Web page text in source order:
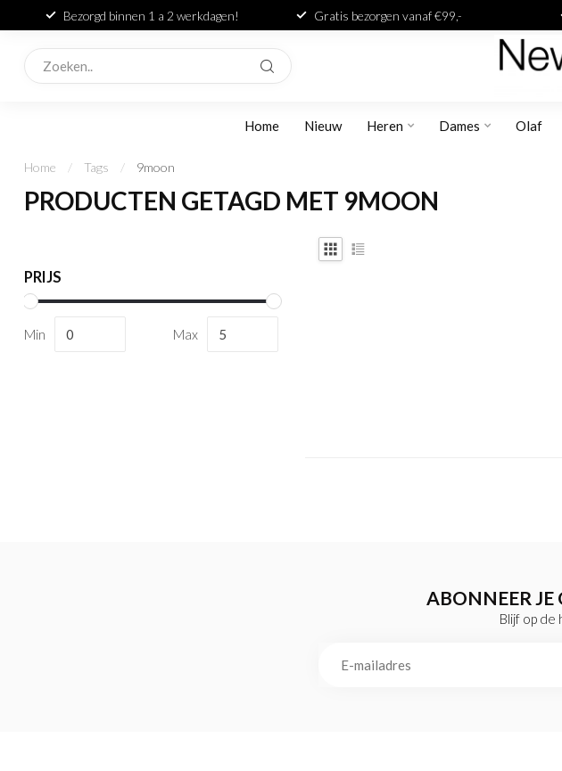
Bezorgd binnen 1 a 2 werkdagen! Gratis bezorgen vanaf €99,-
Home Nieuw Heren Dames Olaf
Home / Tags / 9moon
PRODUCTEN GETAGD MET 9MOON
PRIJS
Min Max
ABONNEER JE
Blijf op de